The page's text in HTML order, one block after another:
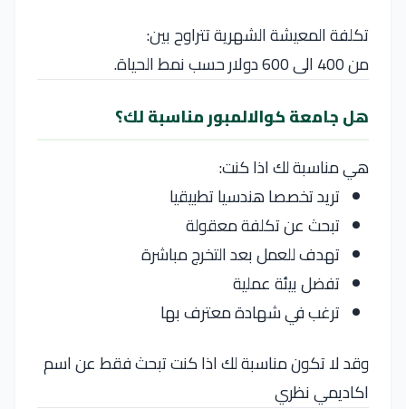
تكلفة المعيشة الشهرية تتراوح بين:
من 400 الى 600 دولار حسب نمط الحياة.
هل جامعة كوالالمبور مناسبة لك؟
هي مناسبة لك اذا كنت:
تريد تخصصا هندسيا تطبيقيا
تبحث عن تكلفة معقولة
تهدف للعمل بعد التخرج مباشرة
تفضل بيئة عملية
ترغب في شهادة معترف بها
وقد لا تكون مناسبة لك اذا كنت تبحث فقط عن اسم
اكاديمي نظري